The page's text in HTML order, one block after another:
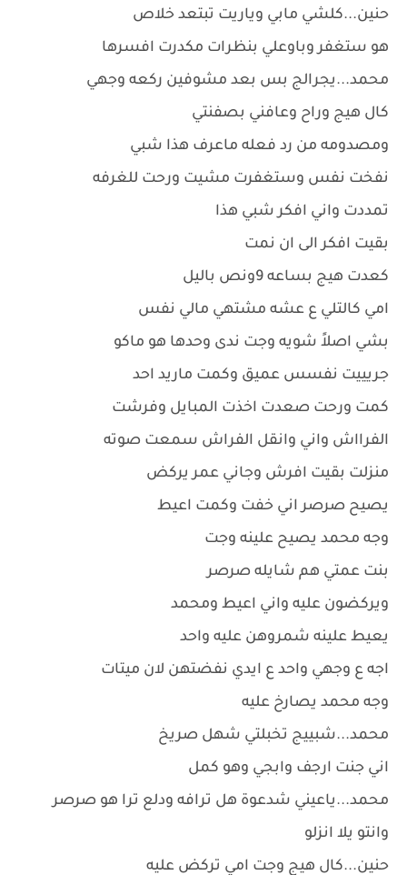
حنين...كلشي مابي وياريت تبتعد خلاص
هو ستغفر وباوعلي بنظرات مكدرت افسرها
محمد...يجرالج بس بعد مشوفين ركعه وجهي
كال هيج وراح وعافني بصفنتي
ومصدومه من رد فعله ماعرف هذا شبي
نفخت نفس وستغفرت مشيت ورحت للغرفه
تمددت واني افكر شبي هذا
بقيت افكر الى ان نمت
كعدت هيج بساعه 9ونص باليل
امي كالتلي ع عشه مشتهي مالي نفس
بشي اصلاً شويه وجت ندى وحدها هو ماكو
جريييت نفسس عميق وكمت ماريد احد
كمت ورحت صعدت اخذت المبايل وفرشت
الفرااش واني وانقل الفراش سمعت صوته
منزلت بقيت افرش وجاني عمر يركض
يصيح صرصر اني خفت وكمت اعيط
وجه محمد يصيح علينه وجت
بنت عمتي هم شايله صرصر
ويركضون عليه واني اعيط ومحمد
يعيط علينه شمروهن عليه واحد
اجه ع وجهي واحد ع ايدي نفضتهن لان ميتات
وجه محمد يصارخ عليه
محمد...شبييج تخبلتي شهل صريخ
اني جنت ارجف وابجي وهو كمل
محمد...ياعيني شدعوة هل ترافه ودلع ترا هو صرصر
وانتو يلا انزلو
حنين...كال هيج وجت امي تركض عليه